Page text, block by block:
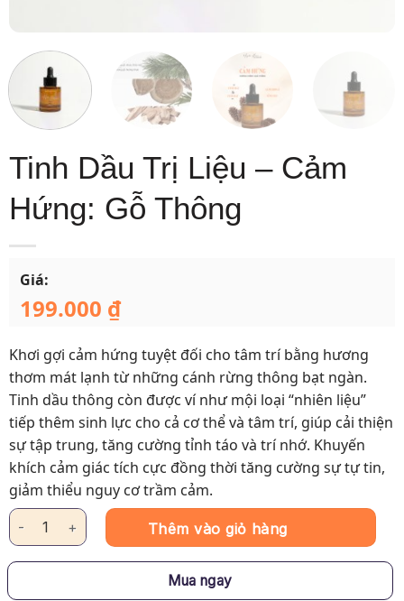
Tinh Dầu Trị Liệu – Cảm
Hứng: Gỗ Thông
Giá:
199.000 ₫
Khơi gợi cảm hứng tuyệt đối cho tâm trí bằng hương
thơm mát lạnh từ những cánh rừng thông bạt ngàn.
Tinh dầu thông còn được ví như mội loại “nhiên liệu”
tiếp thêm sinh lực cho cả cơ thể và tâm trí, giúp cải thiện
sự tập trung, tăng cường tỉnh táo và trí nhớ. Khuyến
khích cảm giác tích cực đồng thời tăng cường sự tự tin,
giảm thiểu nguy cơ trầm cảm.
Tinh Dầu Trị Liệu - Cảm Hứng: Gỗ Thông số lượng
Thêm vào giỏ hàng
Mua ngay